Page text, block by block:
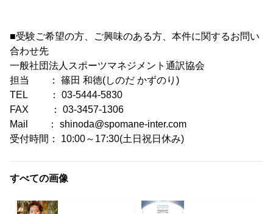
■受験ご希望の方、ご興味のある方、本件に関するお問い
合わせ先
一般社団法人スポーツマネジメント通訳協会
担当 ： 篠田 和徳(しのだ かずのり)
TEL ： 03-5444-5830
FAX ： 03-3457-1306
Mail ： shinoda@spomane-inter.com
受付時間： 10:00～17:30(土日祝日休み)
すべての画像